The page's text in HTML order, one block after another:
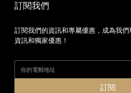
訂閱我們
訂閱我們的資訊和專屬優惠，成為我
資訊和獨家優惠！
訂閱